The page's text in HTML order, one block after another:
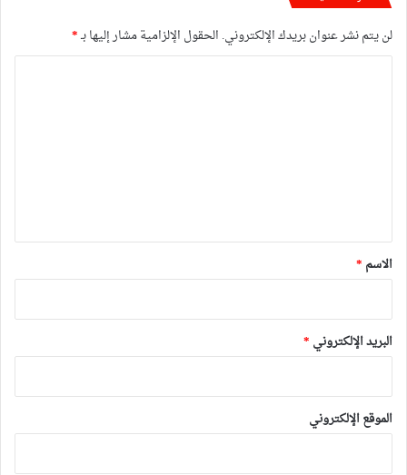
لن يتم نشر عنوان بريدك الإلكتروني. الحقول الإلزامية مشار إليها بـ*
*
الاسم *
البريد الإلكتروني *
الموقع الإلكتروني